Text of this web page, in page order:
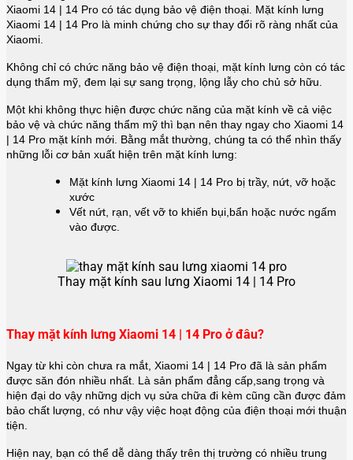
Xiaomi 14 | 14 Pro có tác dụng bảo vệ điện thoại. Mặt kính lưng
Xiaomi 14 | 14 Pro là minh chứng cho sự thay đổi rõ ràng nhất của
Xiaomi.
Không chỉ có chức năng bảo vệ điện thoại, mặt kính lưng còn có tác
dụng thẩm mỹ, đem lại sự sang trọng, lộng lẫy cho chủ sở hữu.
Một khi không thực hiện được chức năng của mặt kính về cả việc
bảo vệ và chức năng thẩm mỹ thì bạn nên thay ngay cho Xiaomi 14
| 14 Pro mặt kính mới. Bằng mắt thường, chúng ta có thể nhìn thấy
những lỗi cơ bản xuất hiện trên mặt kính lưng:
Mặt kính lưng Xiaomi 14 | 14 Pro bị trầy, nứt, vỡ hoặc
xước
Vết nứt, rạn, vết vỡ to khiến bụi,bẩn hoặc nước ngấm
vào được.
Thay mặt kính sau lưng Xiaomi 14 | 14 Pro
Thay mặt kính lưng Xiaomi 14 | 14 Pro ở đâu?
Ngay từ khi còn chưa ra mắt, Xiaomi 14 | 14 Pro đã là sản phẩm
được săn đón nhiều nhất. Là sản phẩm đẳng cấp,sang trọng và
hiện đại do vậy những dịch vụ sửa chữa đi kèm cũng cần được đảm
bảo chất lượng, có như vậy việc hoạt động của điện thoại mới thuận
tiện.
Hiện nay, bạn có thể dễ dàng thấy trên thị trường có nhiều trung